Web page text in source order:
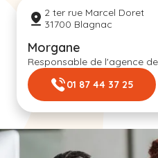
2 ter rue Marcel Doret
31700 Blagnac
Morgane
Responsable de l'agence
01 87 44 37 25